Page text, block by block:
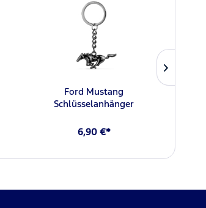
Ford Mustang
Schlüsselanhänger
6,90 €*